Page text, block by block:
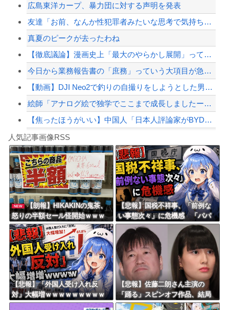
PTA会長「PTA参加拒否した親へ最終警告。こうなってもいい？」
【朗報】『8番出口』金ローで地上波初放送ｗｗｗ
【配信者】「金バエ」のSNS更新が1週間途絶え、様々な憶測が飛び交う。1週間ぶり...
【緊急速報】NYで警官が黒人男性の首を絞め、暴動第二波不可避へ
Powered by livedoor 相互RSS
広島東洋カープ、暴力団に対する声明を発表
友達「お前、なんか性犯罪者みたいな思考で気持ち悪いな」言われたわ
真夏のピークが去ったわね
【徹底議論】漫画史上「最大のやらかし展開」って結局なんだと思う？
今日から業務報告書の「庶務」っていう大項目が急に廃止されたんだけど意味不明すぎる
【動画】DJI Neo2で釣りの自撮りをしようとした男の悲劇（ノ∇`）
絵師「アナログ絵で独学でここまで成長しましたー！」→AIイラストだろと批判殺到→...
【焦ったほうがいい】中国人「日本人評論家がBYDのラッコの装備を褒めてるけど中国...
しんのすけ「ギアスを手に入れたゾ」
8/4のニュース
日本旅行キャンセルすべきか…1万年ぶり史上最大級の火山の兆し＝韓国の反応
更新中止のお知らせ
海外「おめでとうタキ！」リヴァプール南野がバースデーゴール！！
Powered by livedoor 相互RSS
人気記事画像RSS
NEW
【朗報】HIKAKINの鬼茶、
怒りの半額セール怪開始ｗｗｗ
ｗｗｗｗｗｗｗｗｗｗｗ
【悲報】国税不祥事、「前例な
い事態次々」に危機感 「パパ
活」、情報漏えいも
【悲報】「外国人受け入れ反
対」大幅増ｗｗｗｗｗｗｗｗｗ
ｗｗｗｗｗｗｗｗｗ
【悲報】佐藤二朗さん主演の
「踊る」スピンオフ作品、結局
撮影中止が決定ｗｗｗｗｗｗｗ